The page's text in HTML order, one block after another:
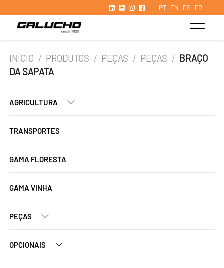
PT EN ES FR
INÍCIO / PRODUTOS / PEÇAS / PEÇAS / BRAÇO
DA SAPATA
AGRICULTURA
TRANSPORTES
GAMA FLORESTA
GAMA VINHA
PEÇAS
OPCIONAIS